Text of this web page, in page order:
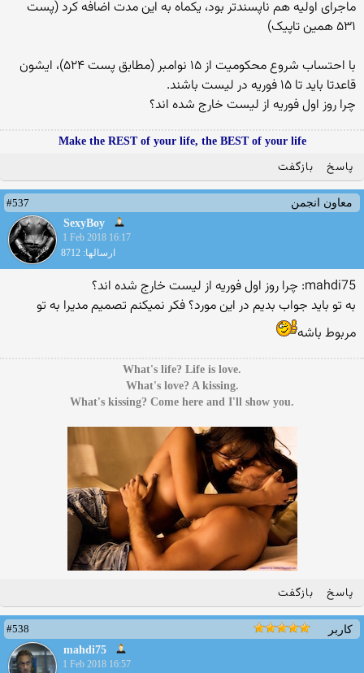
ماجرای اولیه هم ناپسندتر بود، یکماه به این مدت اضافه کرد (پست
۵۳۱ همین تاپیک)
با احتساب شروع محکومیت از ۱۵ نوامبر (مطابق پست ۵۲۴)، ایشون
قاعدتا باید تا ۱۵ فوریه در لیست باشند.
چرا روز اول فوریه از لیست خارج شده اند؟
Make the REST of your life, the BEST of your life
پاسخ بازگفت
معاون انجمن
#537
SexyBoy
1 Feb 2018 16:17
ارسالها: 8712
mahdi75: چرا روز اول فوریه از لیست خارج شده اند؟
به تو باید جواب بدیم در این مورد؟ فکر نمیکنم تصمیم مدیرا به تو
مربوط باشه
.What's life? Life is love
.What's love? A kissing
.What's kissing? Come here and I'll show you
پاسخ بازگفت
کاربر
#538
mahdi75
1 Feb 2018 16:57